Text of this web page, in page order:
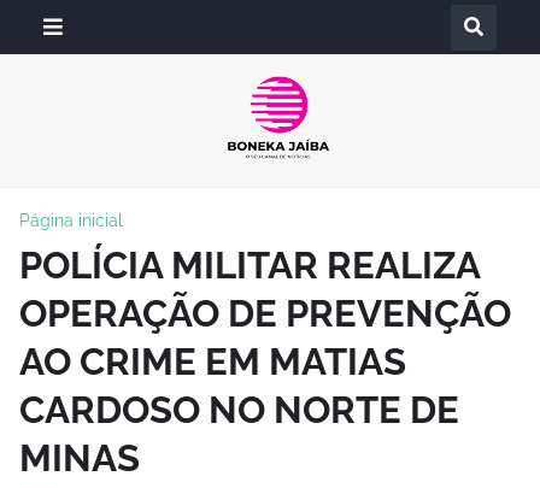
Página inicial
POLÍCIA MILITAR REALIZA
OPERAÇÃO DE PREVENÇÃO
AO CRIME EM MATIAS
CARDOSO NO NORTE DE
MINAS